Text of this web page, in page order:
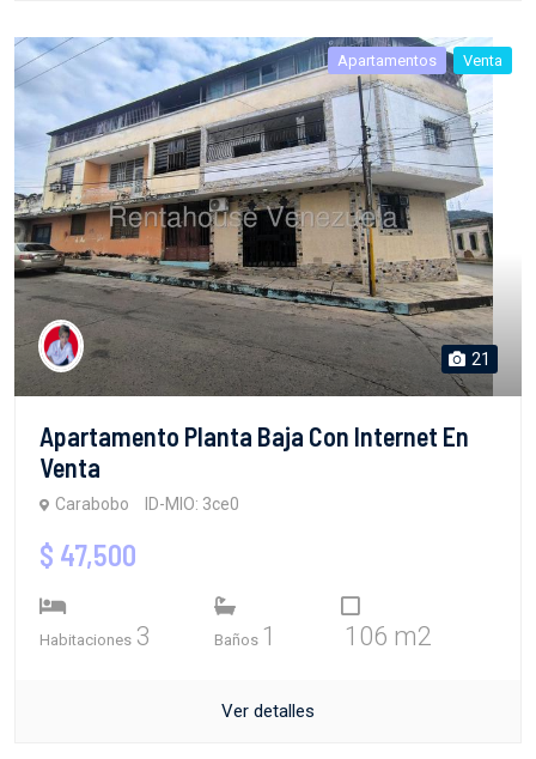
Apartamentos Venta
21
Apartamento Planta Baja Con Internet En
Venta
Carabobo ID-MIO: 3ce0
$ 47,500
Habitaciones 3 Baños 1 106 m2
Ver detalles